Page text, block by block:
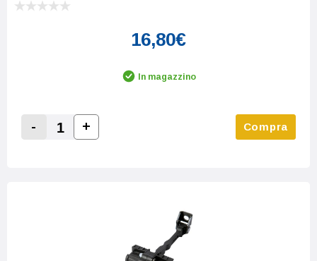
16,80€
In magazzino
Decrease Quantity:
-
Increase Quantity:
+ Compra